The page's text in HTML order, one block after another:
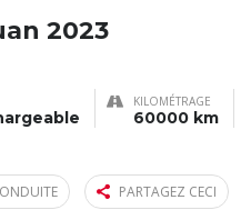
2023
KILOMÉTRAGE
60000 km
PARTAGEZ CECI